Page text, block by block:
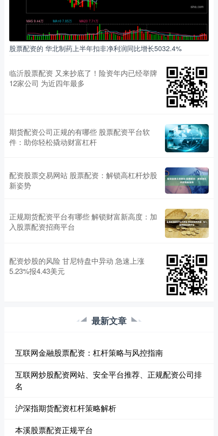
股票配资的 华北制药上半年扣非净利润同比增长5032.4%
临沂股票配资 又来抄底了！险资年内已经举牌
12家公司 为近四年最多
期货配资公司正规的有哪些 股票配资平台软
件：助你轻松撬动财富杠杆
配资股票交易网站 股票配资：解锁高杠杆炒股
新姿势
正规期货配资平台有哪些 解锁财富新高度：加
入股票配资招商平台
配资炒股的风险 甘尼特盘中异动 急速上涨
5.23%报4.43美元
最新文章
互联网金融股票配资：杠杆策略与风控指南
互联网炒股配资网站、安全平台推荐、正规配资公司排
名
沪深指期货配资杠杆策略解析
本溪股票配资正规平台